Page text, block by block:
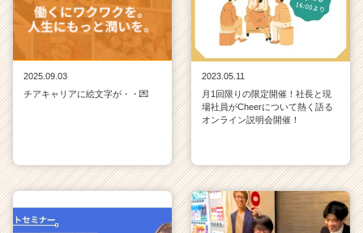
e
e
2025.09.03
チアキャリアに絵文字が・・💌
2023.05.11
月1回限りの限定開催！社長と現
場社員がCheerについて熱く語る
オンライン説明会開催！